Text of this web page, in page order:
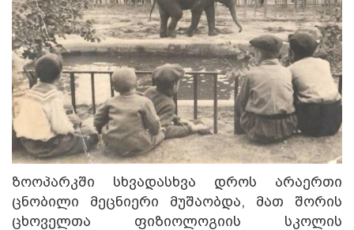
ზოოპარკში სხვადასხვა დროს არაერთი
ცნობილი მეცნიერი მუშაობდა, მათ შორის
ცხოველთა ფიზიოლოგიის სკოლის